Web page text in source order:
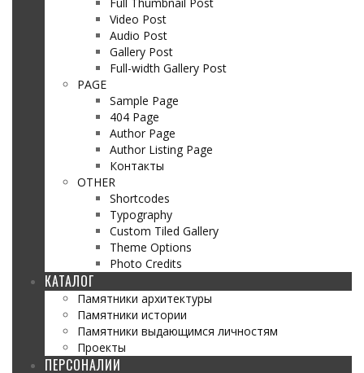
Video Post
Audio Post
Gallery Post
Full-width Gallery Post
PAGE
Sample Page
404 Page
Author Page
Author Listing Page
Контакты
OTHER
Shortcodes
Typography
Custom Tiled Gallery
Theme Options
Photo Credits
КАТАЛОГ
Памятники архитектуры
Памятники истории
Памятники выдающимся личностям
Проекты
ПЕРСОНАЛИИ